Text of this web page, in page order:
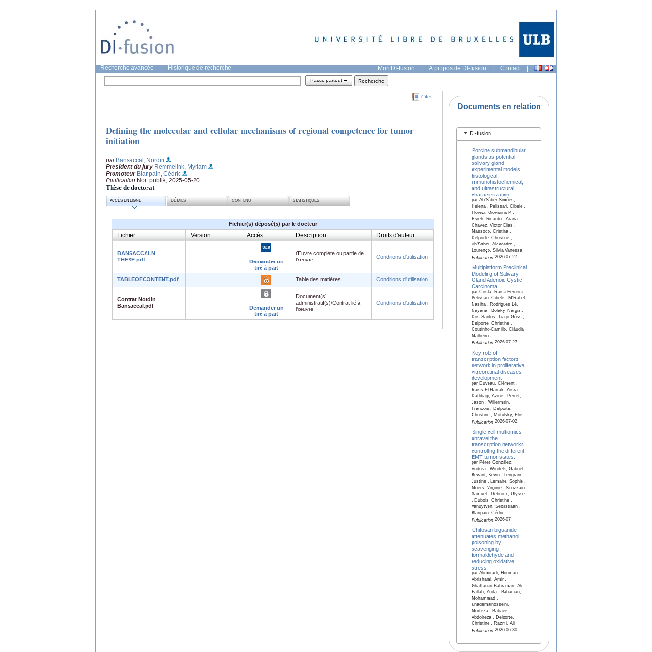
Recherche avancée Historique de recherche Mon DI-fusion | À propos de DI-fusion | Contact |
Passe-partout
Citer
Defining the molecular and cellular mechanisms of regional competence for tumor
initiation
par Bansaccal, Nordin
Président du jury Remmelink, Myriam
Promoteur Blanpain, Cédric
Publication Non publié, 2025-05-20
Thèse de doctorat
ACCÈS EN LIGNE DÉTAILS CONTENU STATISTIQUES
Fichier(s) déposé(s) par le docteur
Fichier Version Accès Description Droits d'auteur
BANSACCALN
THESE.pdf
Demander un
tiré à part
Œuvre complète ou partie de
l'œuvre
Conditions d'utilisation
TABLEOFCONTENT.pdf Table des matières Conditions d'utilisation
Contrat Nordin
Bansaccal.pdf
Demander un
tiré à part
Document(s)
administratif(s)/Contrat lié à
l'œuvre
Conditions d'utilisation
Documents en relation
DI-fusion
Porcine submandibular
glands as potential
salivary gland
experimental models:
histological,
immunohistochemical,
and ultrastructural
characterization
par Ab’Sáber Simões,
Helena , Pelissari, Cibele ,
Florezi, Giovanna P ,
Hsieh, Ricardo , Arana-
Chavez, Victor Elias ,
Massoco, Cristina ,
Delporte, Christine ,
Ab’Saber, Alexandre ,
Lourenço, Silvia Vanessa
Publication2026-07-27
Multiplatform Preclinical
Modeling of Salivary
Gland Adenoid Cystic
Carcinoma
par Costa, Raisa Ferreira ,
Pelissari, Cibele , M'Rabet,
Nasiha , Rodrigues Lé,
Nayana , Bolaky, Nargis ,
Dos Santos, Tiago Góss ,
Delporte, Christine ,
Coutinho-Camillo, Cláudia
Malheiros
Publication2026-07-27
Key role of
transcription factors
network in proliferative
vitreoretinal diseases
development
par Duveau, Clément ,
Raiss El Harrak, Yosra ,
Datlibagi, Azine , Perret,
Jason , Willermain,
Francois , Delporte,
Christine , Motulsky, Elie
Publication2026-07-02
Single cell multiomics
unravel the
transcription networks
controlling the different
EMT tumor states.
par Pérez González,
Andrea , Windels, Gabriel ,
Bévant, Kevin , Lengrand,
Justine , Lemaire, Sophie ,
Moers, Virginie , Scozzaro,
Samuel , Debroux, Ulysse
, Dubois, Christine ,
Vanuytven, Sebastiaan ,
Blanpain, Cédric
Publication2026-07
Chitosan biguanide
attenuates methanol
poisoning by
scavenging
formaldehyde and
reducing oxidative
stress
par Alimoradi, Houman ,
Abrishami, Amir ,
Ghaffarian-Bahraman, Ali ,
Fallah, Anita , Babacian,
Mohammad ,
Khademalhosseini,
Morteza , Babaee,
Abdolreza , Delporte,
Christine , Razmi, Ali
Publication2026-06-30